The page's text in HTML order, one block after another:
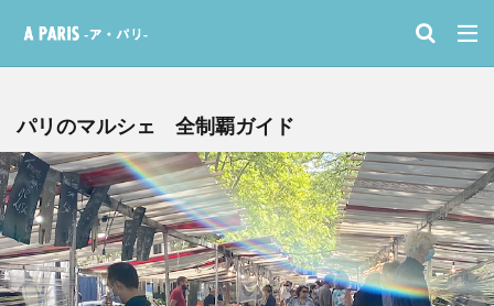
パリのマルシェ 全制覇ガイド